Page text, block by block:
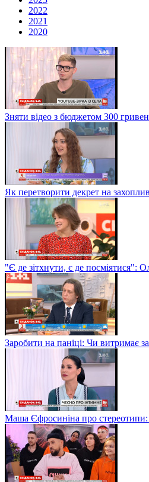
2022
2021
2020
Зняти відео з бюджетом 300
Як перетворити декрет на
"Є де зітхнути, є де посміятися":
Заробити на паніці: Чи витримає
Маша Єфросиніна про стереотипи: